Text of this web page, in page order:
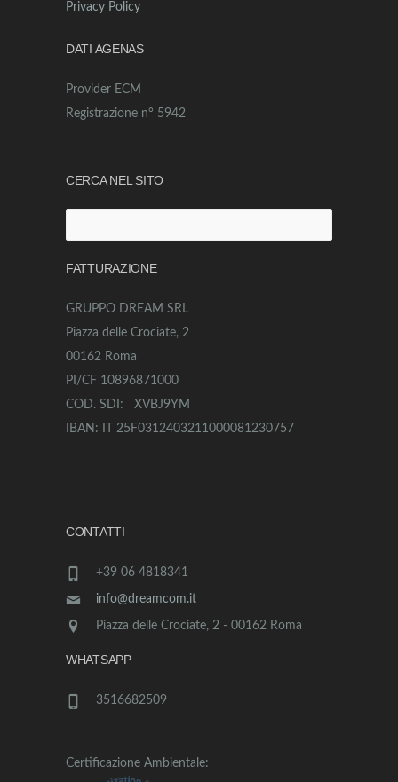
Privacy Policy
DATI AGENAS
Provider ECM
Registrazione n° 5942
CERCA NEL SITO
per:
FATTURAZIONE
GRUPPO DREAM SRL
Piazza delle Crociate, 2
00162 Roma
PI/CF 10896871000
COD. SDI: XVBJ9YM
IBAN: IT 25F0312403211000081230757
CONTATTI
+39 06 4818341
info@dreamcom.it
Piazza delle Crociate, 2 - 00162 Roma
WHATSAPP
3516682509
Certificazione Ambientale: